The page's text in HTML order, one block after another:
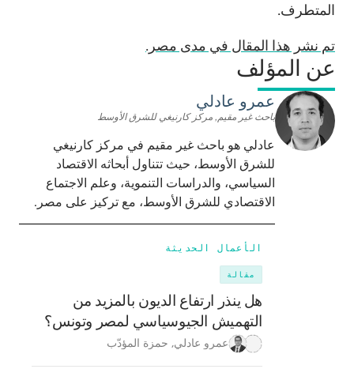
المتطرف.
تم نشر هذا المقال في مدى مصر.
عن المؤلف
عمرو عادلي
باحث غير مقيم, مركز كارنيغي للشرق الأوسط
عادلي هو باحث غير مقيم في مركز كارنيغي
للشرق الأوسط، حيث تتناول أبحاثه الاقتصاد
السياسي، والدراسات التنموية، وعلم الاجتماع
الاقتصادي للشرق الأوسط، مع تركيز على مصر.
الأعمال الحديثة
مقالة
هل ينذر ارتفاع الديون بالمزيد من
التهميش الجيوسياسي لمصر وتونس؟
عمرو عادلي, حمزة المؤدّب